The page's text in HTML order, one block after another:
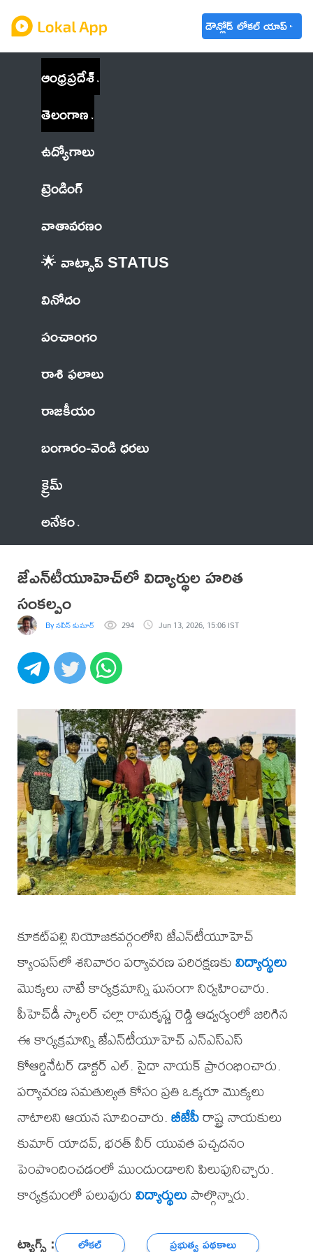
డౌన్లోడ్ లోకల్ యాప్
ఆంధ్రప్రదేశ్
తెలంగాణ
ఉద్యోగాలు
ట్రెండింగ్
వాతావరణం
🌟 వాట్సాప్ STATUS
వినోదం
పంచాంగం
రాశి ఫలాలు
రాజకీయం
బంగారం-వెండి ధరలు
క్రైమ్
అనేకం
జేఎన్‌టీయూహెచ్‌లో విద్యార్థుల హరిత
సంకల్పం
By నవీన్ కుమార్ 294 Jun 13, 2026, 15:06 IST
కూకట్‌పల్లి నియోజకవర్గంలోని జేఎన్‌టీయూహెచ్
క్యాంపస్‌లో శనివారం పర్యావరణ పరిరక్షణకువిద్యార్థులు
మొక్కలు నాటే కార్యక్రమాన్ని ఘనంగా నిర్వహించారు.
పీహెచ్‌డీ స్కాలర్ చల్లా రామకృష్ణ రెడ్డి ఆధ్వర్యంలో జరిగిన
ఈ కార్యక్రమాన్ని జేఎన్‌టీయూహెచ్ ఎన్‌ఎస్‌ఎస్
కోఆర్డినేటర్ డాక్టర్ ఎల్. సైదా నాయక్ ప్రారంభించారు.
పర్యావరణ సమతుల్యత కోసం ప్రతి ఒక్కరూ మొక్కలు
నాటాలని ఆయన సూచించారు.బీజేపీరాష్ట్ర నాయకులు
కుమార్ యాదవ్, భరత్ వీర్ యువత పచ్చదనం
పెంపొందించడంలో ముందుండాలని పిలుపునిచ్చారు.
కార్యక్రమంలో పలువురువిద్యార్థులుపాల్గొన్నారు.
ట్యాగ్స్ : లోకల్ ప్రభుత్వ పథకాలు